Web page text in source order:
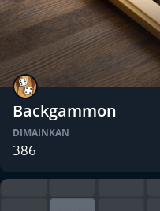
Backgammon
DIMAINKAN
386